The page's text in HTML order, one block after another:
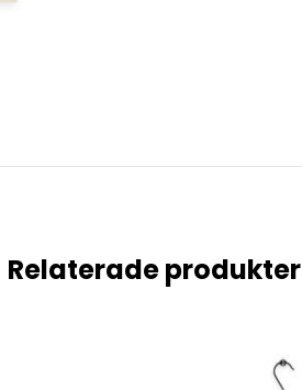
Relaterade produkter